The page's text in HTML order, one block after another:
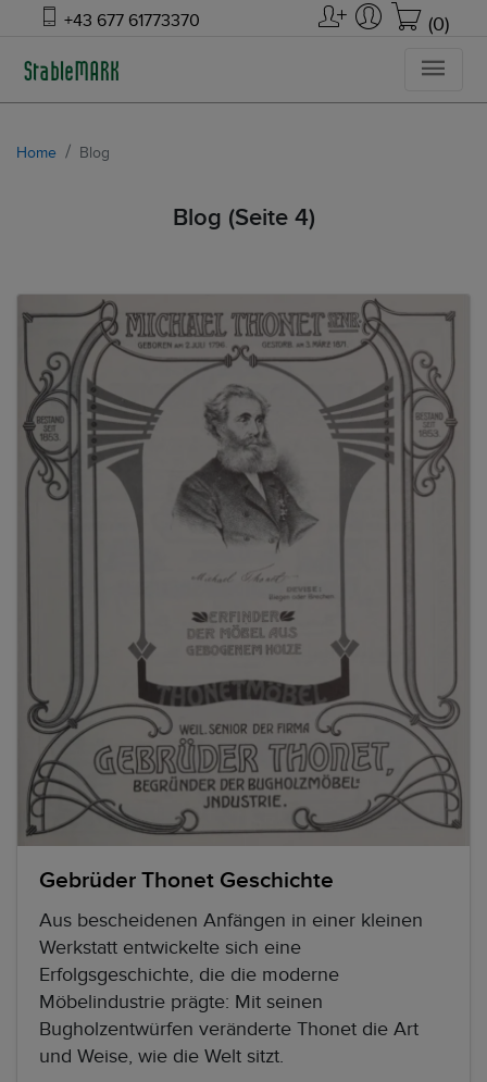
+43 677 61773370 (0)
Home Blog
Blog (Seite 4)
Gebrüder Thonet Geschichte
Aus bescheidenen Anfängen in einer kleinen
Werkstatt entwickelte sich eine
Erfolgsgeschichte, die die moderne
Möbelindustrie prägte: Mit seinen
Bugholzentwürfen veränderte Thonet die Art
und Weise, wie die Welt sitzt.